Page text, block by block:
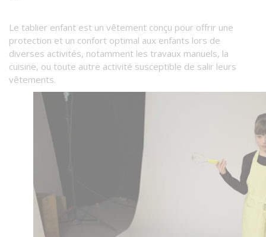
Le tablier enfant est un vêtement conçu pour offrir une
protection et un confort optimal aux enfants lors de
diverses activités, notamment les travaux manuels, la
cuisine, ou toute autre activité susceptible de salir leurs
vêtements.